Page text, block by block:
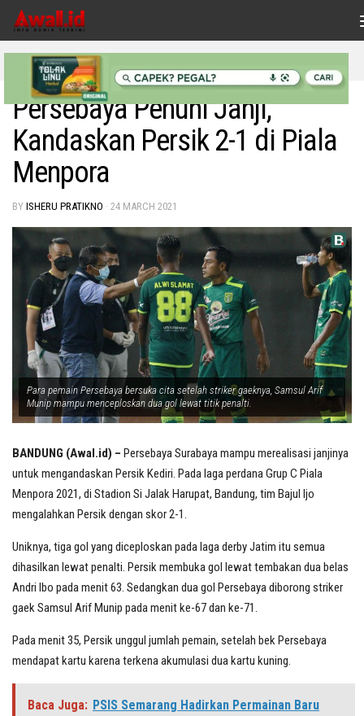
Skip to content
OLAHRAGA
Persebaya Penuhi Janji,
Kandaskan Persik 2-1 di Piala
Menpora
BY ISHERU PRATIKNO · 24 MARCH 2021
Para pemain Persebaya bersuka cita setelah striker gaeknya, Samsul Arif
Munip mampu menceploskan dua gol lewat titik penalti.
BANDUNG (Awal.id) – Persebaya Surabaya mampu merealisasi janjinya
untuk mengandaskan Persik Kediri. Pada laga perdana Grup C Piala
Menpora 2021, di Stadion Si Jalak Harupat, Bandung, tim Bajul Ijo
mengalahkan Persik dengan skor 2-1.
Uniknya, tiga gol yang diceploskan pada laga derby Jatim itu semua
dihasilkan lewat penalti. Persik membuka gol lewat tembakan dua belas
Andri Ibo pada menit 63. Sedangkan dua gol Persebaya diborong striker
gaek Samsul Arif Munip pada menit ke-67 dan ke-71.
Pada menit 35, Persik unggul jumlah pemain, setelah bek Persebaya
mendapat kartu karena terkena akumulasi dua kartu kuning.
Baca Juga: PSIS Semarang Hadirkan Permainan Baru